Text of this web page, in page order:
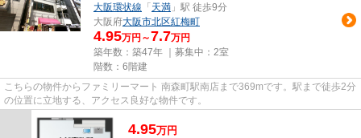
大阪環状線 「 天満 」駅 徒歩9分
大阪府大阪市北区紅梅町
4.95万円～7.7万円
築年数：築47年 ｜募集中： 2室
階数：6階建
こちらの物件からファミリーマート 南森町駅南店まで369mです。駅まで徒歩2分
の位置に立地する、アクセス良好な物件です。
4.95万円